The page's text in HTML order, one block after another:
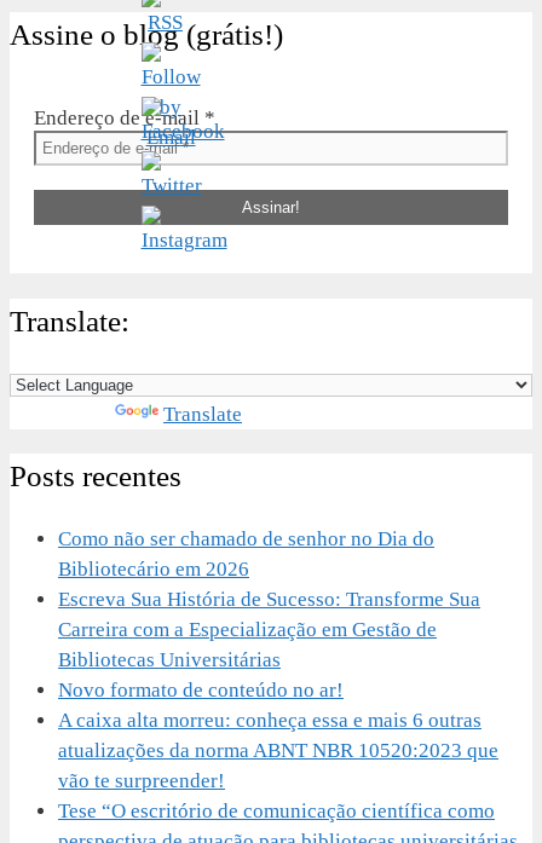
Assine o blog (grátis!)
Endereço de e-mail *
Translate:
Translate
Posts recentes
Como não ser chamado de senhor no Dia do
Bibliotecário em 2026
Escreva Sua História de Sucesso: Transforme Sua
Carreira com a Especialização em Gestão de
Bibliotecas Universitárias
Novo formato de conteúdo no ar!
A caixa alta morreu: conheça essa e mais 6 outras
atualizações da norma ABNT NBR 10520:2023 que
vão te surpreender!
Tese “O escritório de comunicação científica como